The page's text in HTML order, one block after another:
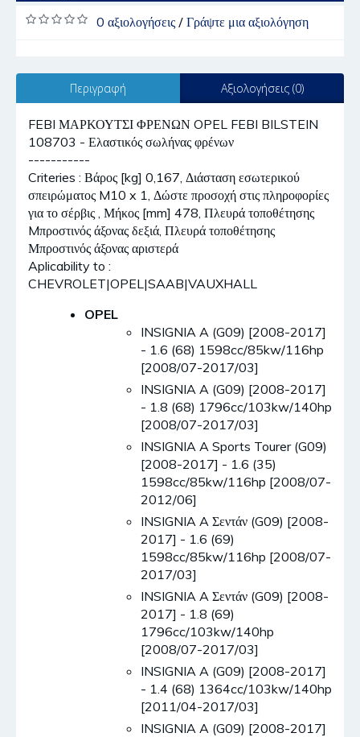
0 αξιολογήσεις/ Γράψτε μια αξιολόγηση
Περιγραφή Αξιολογήσεις (0)
FEBI ΜΑΡΚΟΥΤΣΙ ΦΡΕΝΩΝ OPEL FEBI BILSTEIN
108703 - Ελαστικός σωλήνας φρένων
-----------
Criteries : Βάρος [kg] 0,167, Διάσταση εσωτερικού
σπειρώματος M10 x 1, Δώστε προσοχή στις πληροφορίες
για το σέρβις , Μήκος [mm] 478, Πλευρά τοποθέτησης
Mπροστινός άξονας δεξιά, Πλευρά τοποθέτησης
Μπροστινός άξονας αριστερά
Aplicability to :
CHEVROLET|OPEL|SAAB|VAUXHALL
OPEL
INSIGNIA A (G09) [2008-2017]
- 1.6 (68) 1598cc/85kw/116hp
[2008/07-2017/03]
INSIGNIA A (G09) [2008-2017]
- 1.8 (68) 1796cc/103kw/140hp
[2008/07-2017/03]
INSIGNIA A Sports Tourer (G09)
[2008-2017] - 1.6 (35)
1598cc/85kw/116hp [2008/07-
2012/06]
INSIGNIA A Σεντάν (G09) [2008-
2017] - 1.6 (69)
1598cc/85kw/116hp [2008/07-
2017/03]
INSIGNIA A Σεντάν (G09) [2008-
2017] - 1.8 (69)
1796cc/103kw/140hp
[2008/07-2017/03]
INSIGNIA A (G09) [2008-2017]
- 1.4 (68) 1364cc/103kw/140hp
[2011/04-2017/03]
INSIGNIA A (G09) [2008-2017]